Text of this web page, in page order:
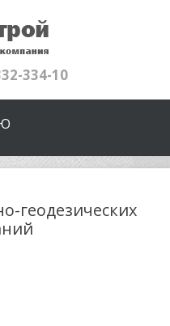
334-10
геодезических